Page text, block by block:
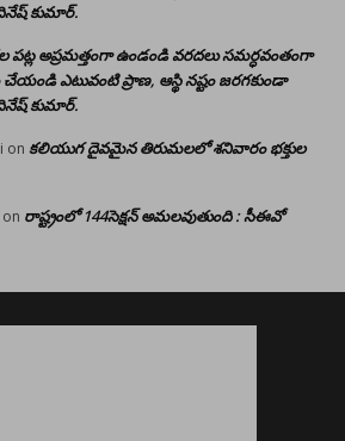
కుమార్.
పట్ల అప్రమత్తంగా ఉండండి వరదలు సమర్ధవంతంగా
ఎటువంటి ప్రాణ, ఆస్థి నష్టం జరగకుండా
కుమార్.
on కలియుగ దైవమైన తిరుమలలో శనివారం భక్తుల
on రాష్ట్రంలో 144సెక్షన్ అమలవుతుంది : సీఈవో